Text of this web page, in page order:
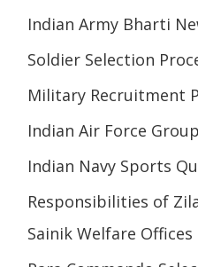
Indian Army Bharti
Soldier Selection
Military Recruitment
Indian Air Force
Indian Navy Sports
Responsibilities of
Sainik Welfare Offices